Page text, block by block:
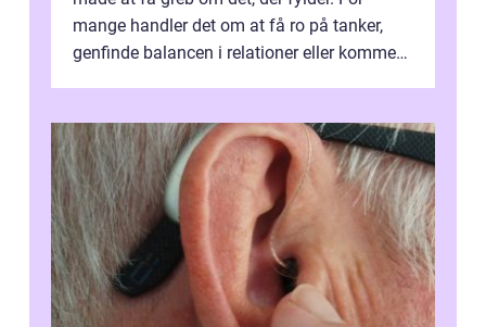
mange handler det om at få ro på tanker,
genfinde balancen i relationer eller komme